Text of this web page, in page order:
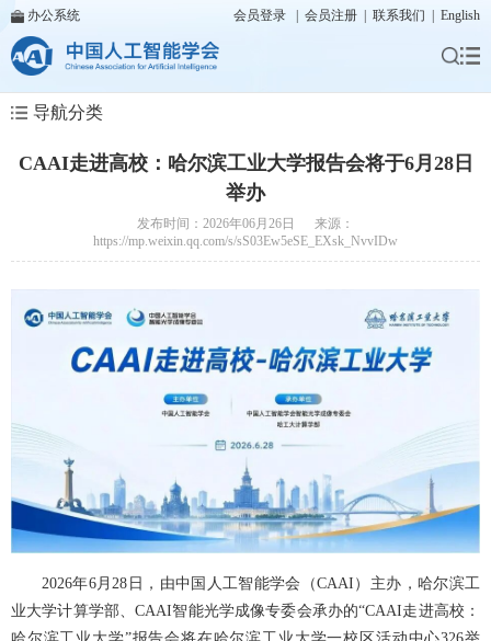
办公系统 会员登录 会员注册 联系我们 English
导航分类
CAAI走进高校：哈尔滨工业大学报告会将于6月28日
举办
发布时间：2026年06月26日 来源：
https://mp.weixin.qq.com/s/sS03Ew5eSE_EXsk_NvvIDw
2026年6月28日，由中国人工智能学会（CAAI）主办，哈尔滨工
业大学计算学部、CAAI智能光学成像专委会承办的“CAAI走进高校：